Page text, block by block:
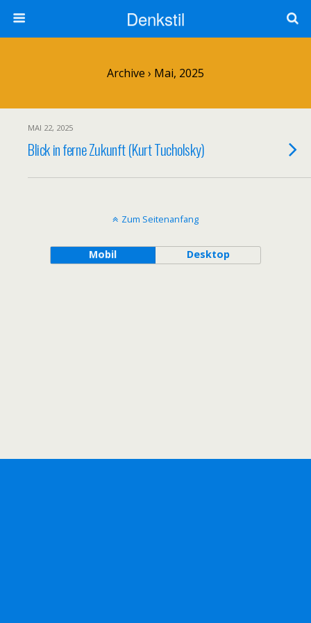
Denkstil
Archive › Mai, 2025
MAI 22, 2025
Blick in ferne Zukunft (Kurt Tucholsky)
Zum Seitenanfang
Mobil Desktop